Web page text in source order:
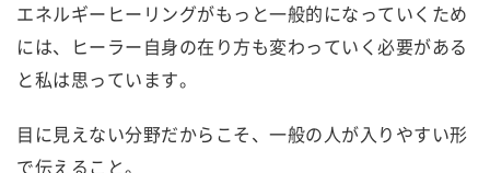
エネルギーヒーリングがもっと一般的になっていくため
には、ヒーラー自身の在り方も変わっていく必要がある
と私は思っています。
目に見えない分野だからこそ、一般の人が入りやすい形
で伝えること。